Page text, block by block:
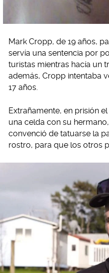
Mark Cropp, de 19 años,
servía una sentencia por
turistas mientras hacía un
además, Cropp intentaba
17 años.
Extrañamente, en prisión
una celda con su
convenció de tatuarse la
rostro, para que los otros